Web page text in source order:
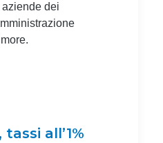
dei
all’1%